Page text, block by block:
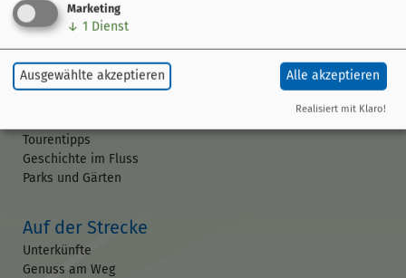
Orte am Weg
Gebiete am Weg
Sehenswert
Tourentipps
Geschichte im Fluss
Parks und Gärten
Auf der Strecke
Unterkünfte
Genuss am Weg
Marketing
↓ 1 Dienst
Ausgewählte akzeptieren Alle akzeptieren
Realisiert mit Klaro!